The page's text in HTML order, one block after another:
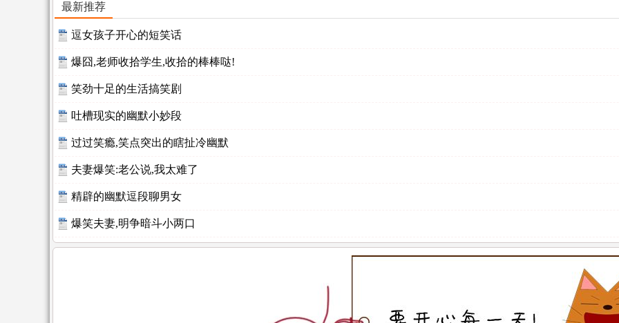
最新推荐
逗女孩子开心的短笑话
爆囧,老师收拾学生,收拾的棒棒哒!
笑劲十足的生活搞笑剧
吐槽现实的幽默小妙段
过过笑瘾,笑点突出的瞎扯冷幽默
夫妻爆笑:老公说,我太难了
精辟的幽默逗段聊男女
爆笑夫妻,明争暗斗小两口